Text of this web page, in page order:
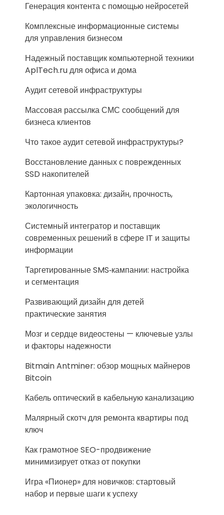
Генерация контента с помощью нейросетей
Комплексные информационные системы
для управления бизнесом
Надежный поставщик компьютерной техники
AplTech.ru для офиса и дома
Аудит сетевой инфраструктуры
Массовая рассылка СМС сообщений для
бизнеса клиентов
Что такое аудит сетевой инфраструктуры?
Восстановление данных с поврежденных
SSD накопителей
Картонная упаковка: дизайн, прочность,
экологичность
Системный интегратор и поставщик
современных решений в сфере IT и защиты
информации
Таргетированные SMS‑кампании: настройка
и сегментация
Развивающий дизайн для детей
практические занятия
Мозг и сердце видеостены — ключевые узлы
и факторы надежности
Bitmain Antminer: обзор мощных майнеров
Bitcoin
Кабель оптический в кабельную канализацию
Малярный скотч для ремонта квартиры под
ключ
Как грамотное SEO-продвижение
минимизирует отказ от покупки
Игра «Пионер» для новичков: стартовый
набор и первые шаги к успеху